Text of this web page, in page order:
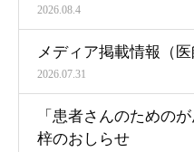
2026.08.4
メディア掲載情報（医
2026.07.31
「患者さんのための
梓のおしらせ